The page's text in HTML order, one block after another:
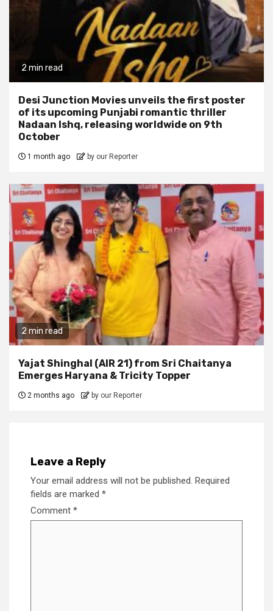
2 min read
Desi Junction Movies unveils the first poster
of its upcoming Punjabi romantic thriller
Nadaan Ishq, releasing worldwide on 9th
October
1 month ago by our Reporter
2 min read
Yajat Shinghal (AIR 21) from Sri Chaitanya
Emerges Haryana & Tricity Topper
2 months ago by our Reporter
Leave a Reply
Your email address will not be published. Required
fields are marked *
Comment *